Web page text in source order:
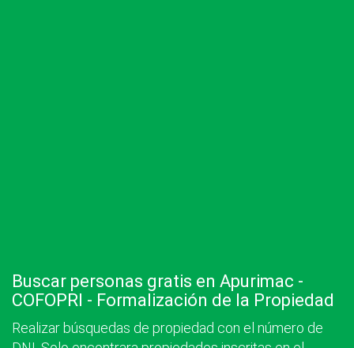
Buscar personas gratis en Apurimac -
COFOPRI - Formalización de la Propiedad
Realizar búsquedas de propiedad con el número de